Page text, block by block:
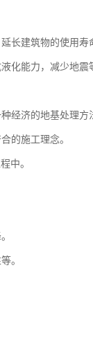
长建筑物的使用寿
化能力，减少地震
经济的地基处理方
的施工理念。
中。
。